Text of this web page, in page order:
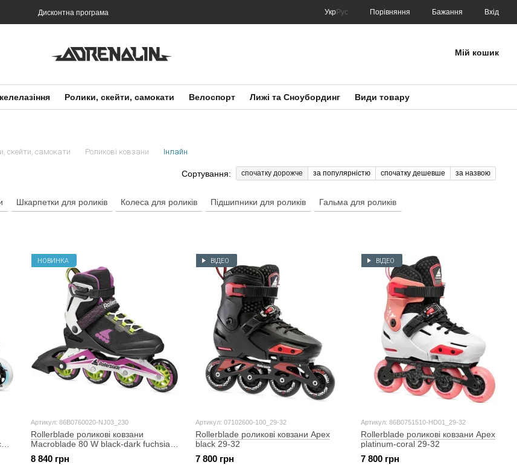
Дисконтна програма УкрРус Порівняння Бажання Вхід
Мій кошик
Ролики, скейти, самокати Велоспорт Лижі та Сноубординг Види товару
скейти, самокати Роликові ковзани Інлайн
Сортування: спочатку дорожче за популярністю спочатку дешевше за назвою
Шкарпетки для роликів Колеса для роликів Підшипники для роликів Гальма для роликів
НОВИНКА
Артикул: 86B0760020-NJ03_230
Rollerblade роликові ковзани
Macroblade 80 W black-dark fuchsia
230
8 840 грн
ВІДЕО
Артикул: 07102600-100_29-32
Rollerblade роликові ковзани Apex
black 29-32
7 800 грн
ВІДЕО
Артикул: 86B0751510-HD01_29-32
Rollerblade роликові ковзани Apex
platinum-coral 29-32
7 800 грн